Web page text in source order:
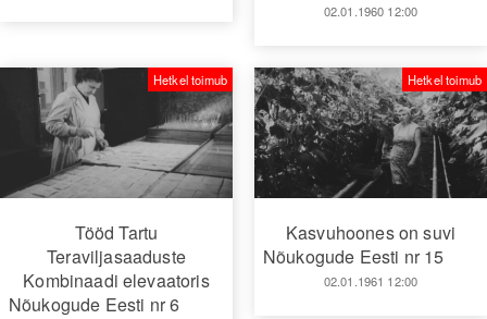
02.01.1960 12:00
Tööd Tartu
Teraviljasaaduste
Kombinaadi elevaatoris
Nõukogude Eesti nr 6
Hetkel toimub
Kasvuhoones on suvi
Nõukogude Eesti nr 15
02.01.1961 12:00
Hetkel toimub